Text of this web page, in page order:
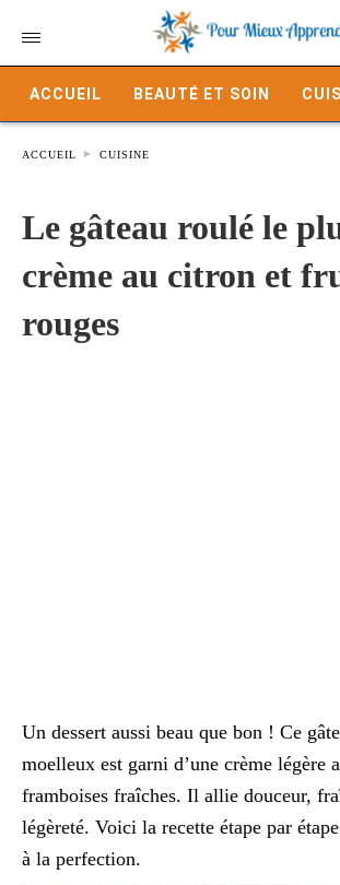
ACCUEIL BEAUTÉ ET SOIN
ACCUEIL CUISINE
Le gâteau roulé le
crème au citron et
rouges
Un dessert aussi beau que bon ! Ce
moelleux est garni d’une crème légère
framboises fraîches. Il allie douceur,
légèreté. Voici la recette étape par
à la perfection.